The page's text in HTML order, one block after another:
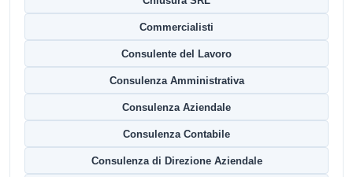
Commercialisti
Consulente del Lavoro
Consulenza Amministrativa
Consulenza Aziendale
Consulenza Contabile
Consulenza di Direzione Aziendale